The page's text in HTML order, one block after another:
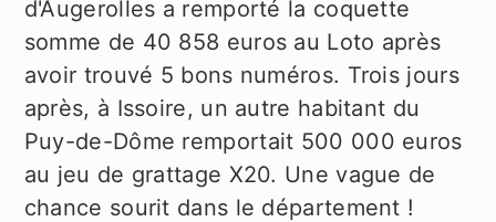
d'Augerolles a remporté la coquette
somme de 40 858 euros au Loto après
avoir trouvé 5 bons numéros. Trois jours
après, à Issoire, un autre habitant du
Puy-de-Dôme remportait 500 000 euros
au jeu de grattage X20. Une vague de
chance sourit dans le département !